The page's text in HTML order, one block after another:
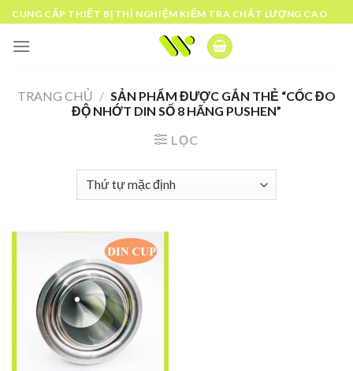
Skip
to
content
CUNG CẤP THIẾT BỊ THÍ NGHIỆM KIỂM TRA CHẤT LƯỢNG CAO
TRANG CHỦ / SẢN PHẨM ĐƯỢC GẮN THẺ “CỐC ĐO
ĐỘ NHỚT DIN SỐ 8 HÃNG PUSHEN”
LỌC